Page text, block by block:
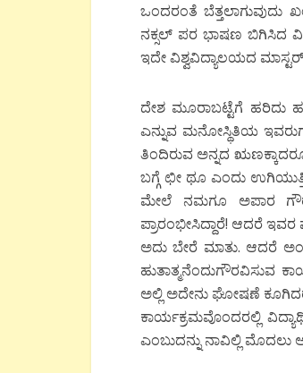
ಒಂದರಂತೆ ಬೆತ್ತಲಾಗುವುದು
ನಕ್ಸಲ್‍ ಪರ ಭಾಷಣ ಬಿಗಿಸಿದ
ಇದೇ ವಿಶ್ವವಿದ್ಯಾಲಯದ
ದೇಶ ಮೂರಾಬಟ್ಟೆಗೆ ಹರಿದು
ಎನ್ನುವ ಮನೋಸ್ಥಿತಿಯ
ತಿಂದಿರುವ ಅನ್ನದ
ಬಗ್ಗೆ ಛೀ ಥೂ ಎಂದು
ಮೇಲೆ ನಮಗೂ ಅಪಾರ
ಪ್ರಾರಂಭೀಸಿದ್ದಾರೆ! ಆದರೆ
ಅದು ಬೇರೆ ಮಾತು. ಆದರೆ
ಹುತಾತ್ಮನೆಂದುಗೌರವಿಸುವ
ಅಲ್ಲಿ ಅದೇನು ಘೋಷಣೆ
ಕಾರ್ಯಕ್ರಮವೊಂದರಲ್ಲಿ
ಎಂಬುದನ್ನು ನಾವಿಲ್ಲಿ ಮೊದಲು